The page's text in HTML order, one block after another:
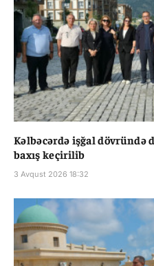
Kəlbəcərdə işğal dövründə
baxış keçirilib
3 Avqust 2026 18:32